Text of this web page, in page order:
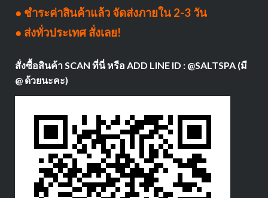
● ชำระค่าสินค้าแล้ว จัดส่งภายใน 2-3 วัน
● ส่งทั่วประเทศ สั่งเลย!
สั่งซื้อสินค้า SCAN ที่นี่ หรือ ADD LINE ID : @SALTSPA (มี
@ ด้วยนะคะ)